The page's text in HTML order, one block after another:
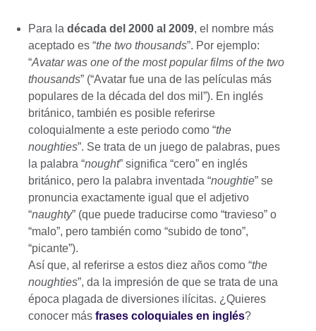
Para la década del 2000 al 2009, el nombre más
aceptado es “the two thousands”. Por ejemplo:
“Avatar was one of the most popular films of the two
thousands” (“Avatar fue una de las películas más
populares de la década del dos mil”). En inglés
británico, también es posible referirse
coloquialmente a este periodo como “the
noughties”. Se trata de un juego de palabras, pues
la palabra “nought” significa “cero” en inglés
británico, pero la palabra inventada “noughtie” se
pronuncia exactamente igual que el adjetivo
“naughty” (que puede traducirse como “travieso” o
“malo”, pero también como “subido de tono”,
“picante”).
Así que, al referirse a estos diez años como “the
noughties”, da la impresión de que se trata de una
época plagada de diversiones ilícitas. ¿Quieres
conocer más frases coloquiales en inglés?